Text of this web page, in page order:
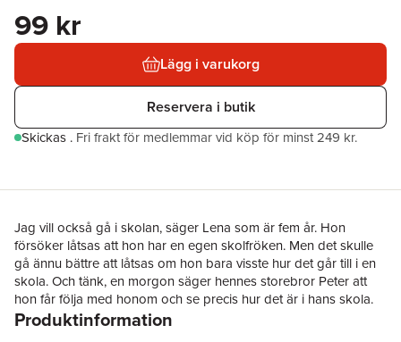
99 kr
Lägg i varukorg
Reservera i butik
Skickas . Fri frakt för medlemmar vid köp för minst 249 kr.
Jag vill också gå i skolan, säger Lena som är fem år. Hon
försöker låtsas att hon har en egen skolfröken. Men det skulle
gå ännu bättre att låtsas om hon bara visste hur det går till i en
skola. Och tänk, en morgon säger hennes storebror Peter att
hon får följa med honom och se precis hur det är i hans skola.
Produktinformation